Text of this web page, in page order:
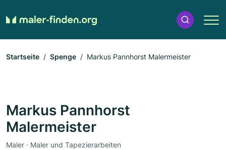
Startseite Spenge Markus Pannhorst Malermeister
Markus Pannhorst
Malermeister
Maler · Maler und Tapezierarbeiten